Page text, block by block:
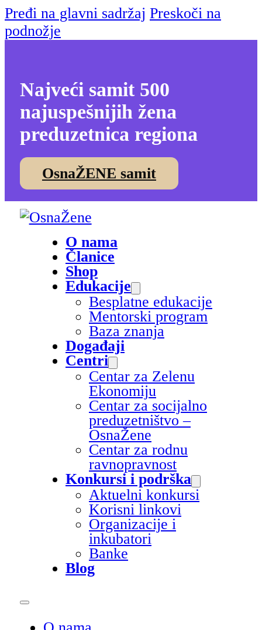
Pređi na glavni sadržaj Preskoči na
podnožje
Najveći samit 500
najuspešnijih žena
preduzetnica regiona
OsnaŽENE samit
O nama
Članice
Shop
Edukacije
Besplatne edukacije
Mentorski program
Baza znanja
Događaji
Centri
Centar za Zelenu
Ekonomiju
Centar za socijalno
preduzetništvo –
OsnaŽene
Centar za rodnu
ravnopravnost
Konkursi i podrška
Aktuelni konkursi
Korisni linkovi
Organizacije i
inkubatori
Banke
Blog